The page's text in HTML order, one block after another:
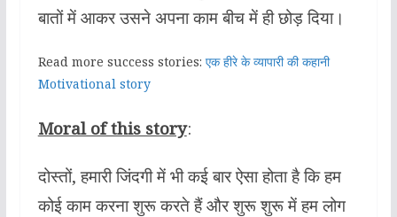
बातों में आकर उसने अपना काम बीच में ही छोड़ दिया।
Read more success stories: एक हीरे के व्यापारी की कहानी
Motivational story
Moral of this story:
दोस्तों, हमारी जिंदगी में भी कई बार ऐसा होता है कि हम
कोई काम करना शुरू करते हैं और शुरू शुरू में हम लोग